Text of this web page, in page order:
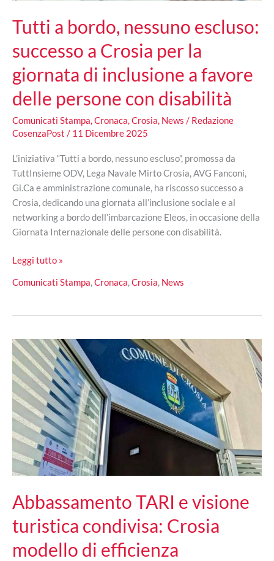
responsabili
Tutti a bordo, nessuno escluso:
successo a Crosia per la
giornata di inclusione a favore
delle persone con disabilità
Comunicati Stampa,Cronaca,Crosia, News / Redazione
CosenzaPost / 11 Dicembre 2025
L’iniziativa “Tutti a bordo, nessuno escluso”, promossa da
TuttInsieme ODV, Lega Navale Mirto Crosia, AVG Fanconi,
Gi.Ca e amministrazione comunale, ha riscosso successo a
Crosia, dedicando una giornata all’inclusione sociale e al
networking a bordo dell’imbarcazione Eleos, in occasione della
Giornata Internazionale delle persone con disabilità.
Tutti
bordo,
escluso:
a
Crosia
per
la
giornata
di
inclusione
a
favore
persone
con
disabilità
Leggi tutto »
Comunicati Stampa,Cronaca,Crosia, News
Abbassamento TARI e visione
turistica condivisa: Crosia
modello di efficienza